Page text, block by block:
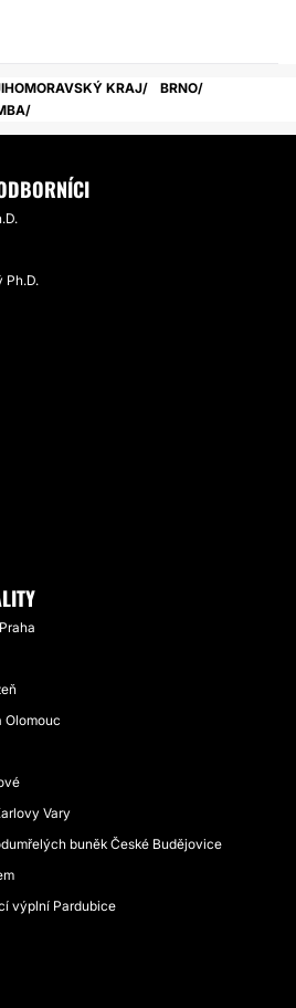
KRAJ
BRNO
Ph.D.
Olomouc
Vary
buněk České Budějovice
výplní Pardubice